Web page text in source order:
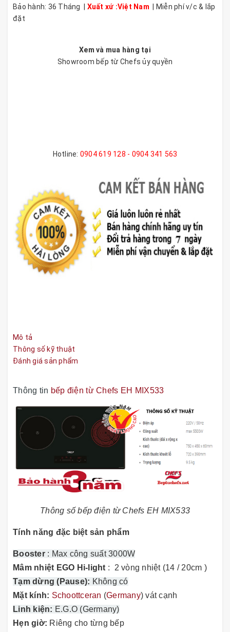
Bảo hành: 36 Tháng | Xuất xứ :Việt Nam
| Miễn phí v/c & lắp
đặt
Xem và mua hàng tại
Showroom bếp từ Chefs ủy quyền
Hotline: 0904 619 128 - 0904 341 563
Mô tả
Thông số kỹ thuật
Đánh giá sản phẩm
Thông tin bếp điện từ Chefs EH MIX533
Thông số bếp điện từ Chefs EH MIX533
Tính năng đặc biệt sản phẩm
Booster : Max công suất 3000W
Mâm nhiệt EGO Hi-light : 2 vòng nhiệt (14 / 20cm )
Tạm dừng (Pause): Không có
Mặt kính: Schoottceran (Germany) vát cạnh
Linh kiện: E.G.O (Germany)
Hẹn giờ: Riêng cho từng bếp